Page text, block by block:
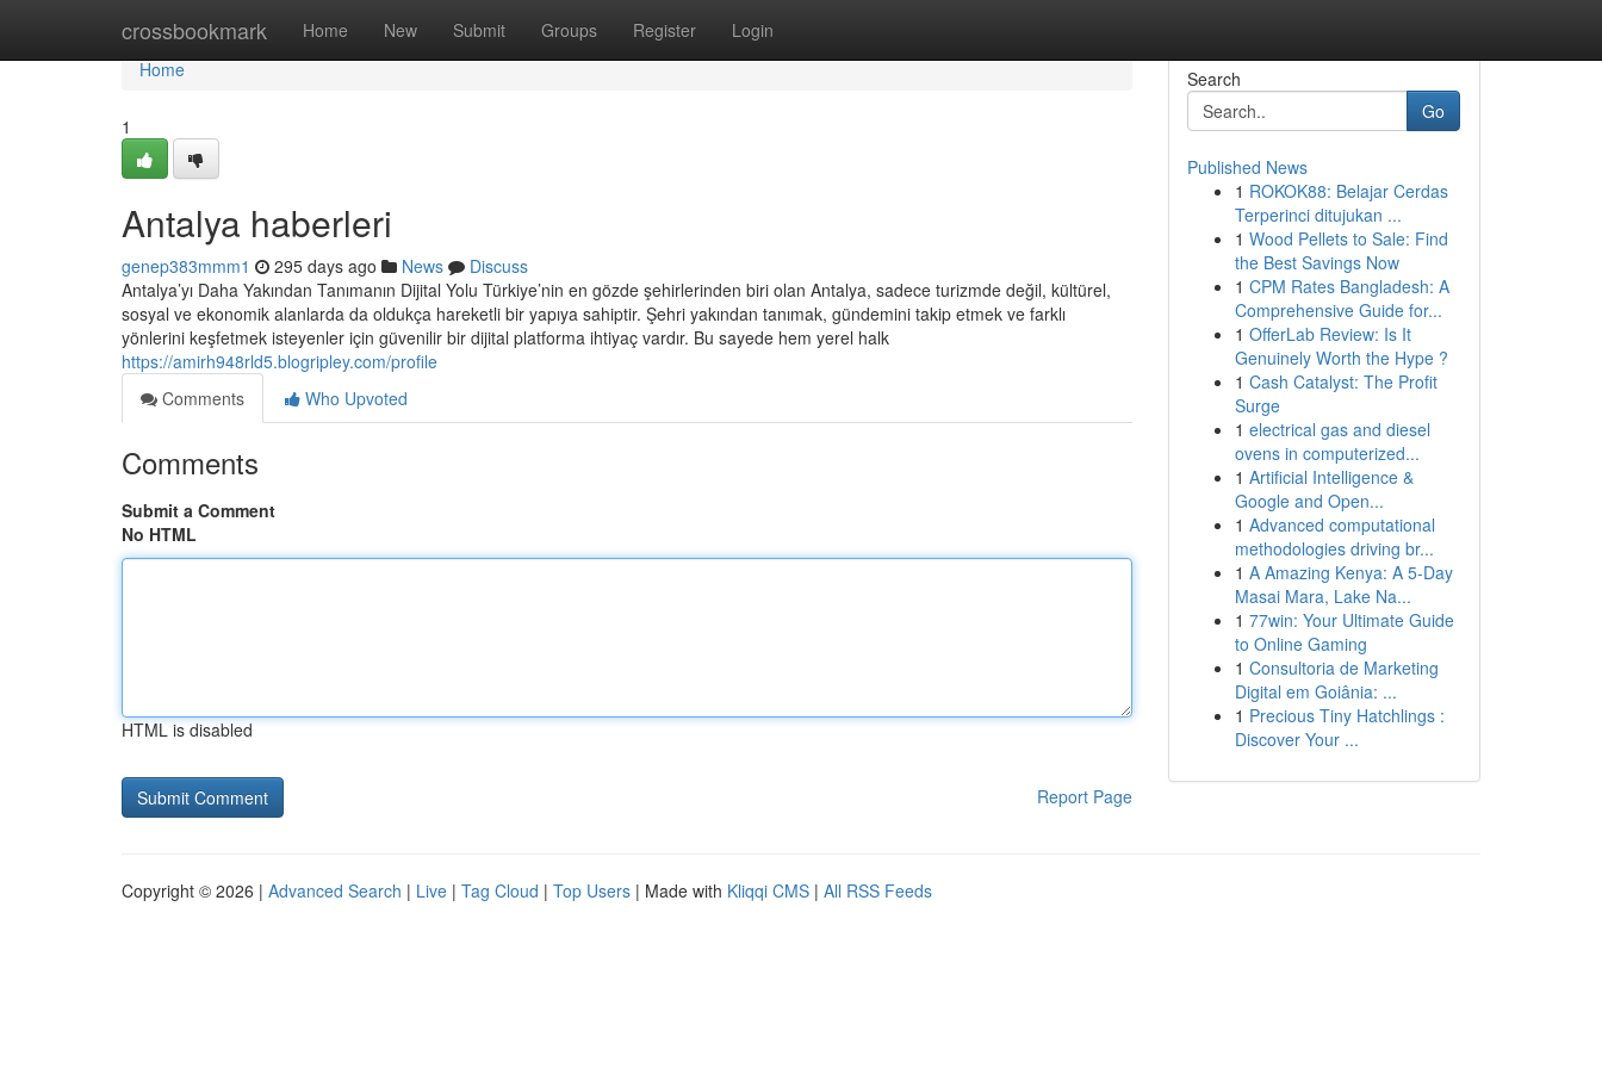
crossbookmark Home New Submit Groups Register Login
Home
Home
1
Antalya haberleri
genep383mmm1 295 days ago News
Discuss
Antalya’yı Daha Yakından Tanımanın Dijital Yolu Türkiye’nin en gözde şehirlerinden biri olan Antalya, sadece turizmde değil, kültürel,
sosyal ve ekonomik alanlarda da oldukça hareketli bir yapıya sahiptir. Şehri yakından tanımak, gündemini takip etmek ve farklı
yönlerini keşfetmek isteyenler için güvenilir bir dijital platforma ihtiyaç vardır. Bu sayede hem yerel halk
https://amirh948rld5.blogripley.com/profile
Comments
Who Upvoted
Comments
Submit a Comment
No HTML
HTML is disabled
Report Page
Search
Go
Published News
1 ROKOK88: Belajar Cerdas
Terperinci ditujukan ...
1 Wood Pellets to Sale: Find
the Best Savings Now
1 CPM Rates Bangladesh: A
Comprehensive Guide for...
1 OfferLab Review: Is It
Genuinely Worth the Hype ?
1 Cash Catalyst: The Profit
Surge
1 electrical gas and diesel
ovens in computerized...
1 Artificial Intelligence &
Google and Open...
1 Advanced computational
methodologies driving br...
1 A Amazing Kenya: A 5-Day
Masai Mara, Lake Na...
1 77win: Your Ultimate Guide
to Online Gaming
1 Consultoria de Marketing
Digital em Goiânia: ...
1 Precious Tiny Hatchlings :
Discover Your ...
Copyright © 2026 | Advanced Search | Live | Tag Cloud | Top Users | Made with Kliqqi CMS | All RSS Feeds